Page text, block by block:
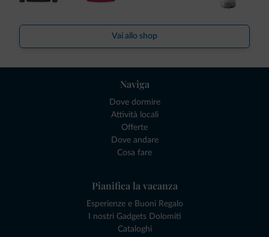
Vai allo shop
Naviga
Dove dormire
Attività locali
Offerte
Dove andare
Cosa fare
Pianifica la vacanza
Esperienze e Buoni Regalo
I nostri Gadgets Dolomiti
Cataloghi